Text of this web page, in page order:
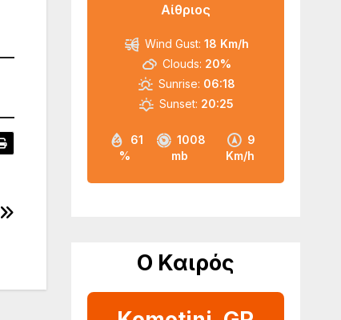
Αίθριος
61
%
1008
mb
9
Km/h
Wind Gust: 18 Km/h
Clouds: 20%
Sunrise: 06:18
Sunset: 20:25
Ο Καιρός